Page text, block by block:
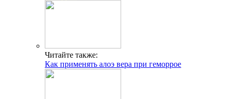
Читайте также:
Как применять алоэ вера при геморрое